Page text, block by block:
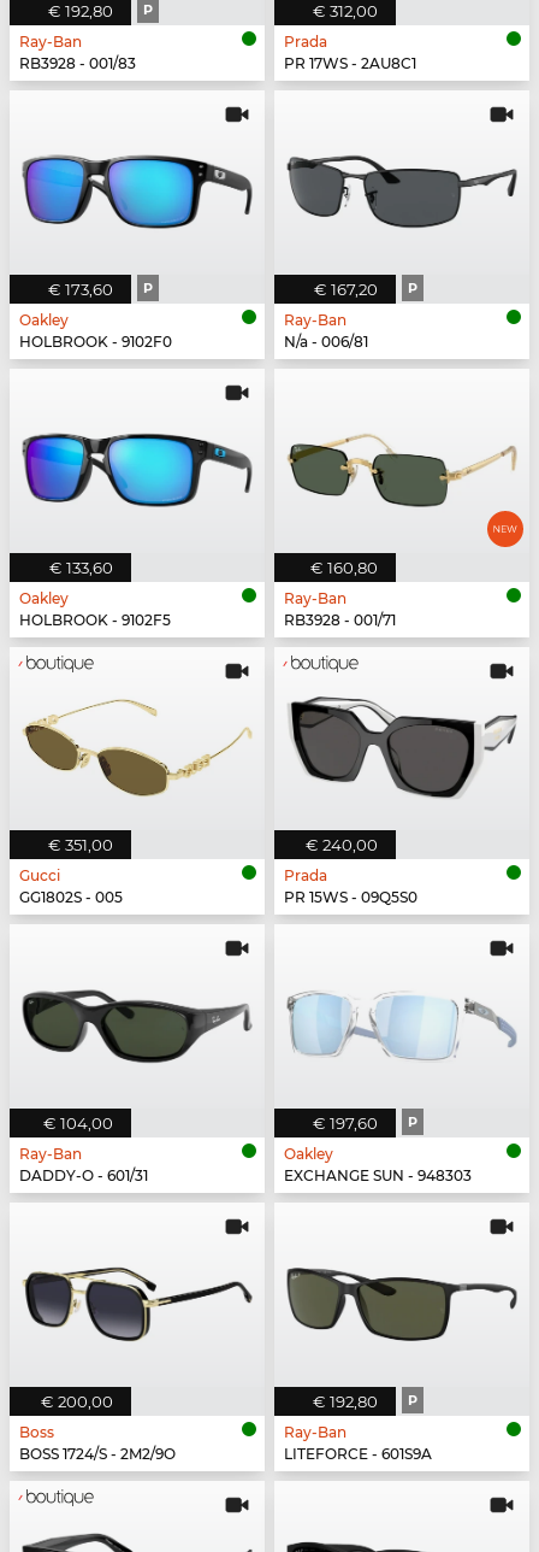
€ 192,80 P
Ray-Ban
RB3928 - 001/83
€ 312,00
Prada
PR 17WS - 2AU8C1
€ 173,60 P
Oakley
HOLBROOK - 9102F0
€ 167,20 P
Ray-Ban
N/a - 006/81
€ 133,60
Oakley
HOLBROOK - 9102F5
€ 160,80
Ray-Ban
RB3928 - 001/71
€ 351,00
Gucci
GG1802S - 005
€ 240,00
Prada
PR 15WS - 09Q5S0
€ 104,00
Ray-Ban
DADDY-O - 601/31
€ 197,60 P
Oakley
EXCHANGE SUN - 948303
€ 200,00
Boss
BOSS 1724/S - 2M2/9O
€ 192,80 P
Ray-Ban
LITEFORCE - 601S9A